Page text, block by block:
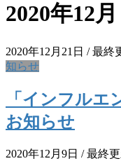
2020年12月
2020年12月21日 / 最終
知らせ
「インフルエ
お知らせ
2020年12月9日 / 最終